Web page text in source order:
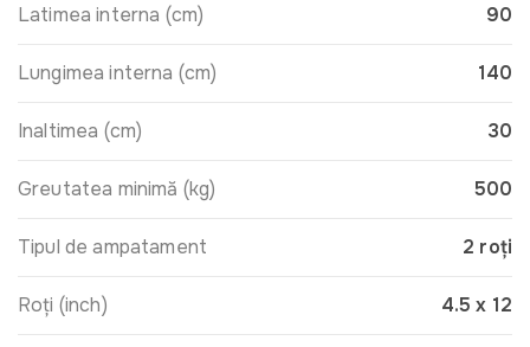
Latimea interna (cm) 90
Lungimea interna (cm) 140
Inaltimea (cm) 30
Greutatea minimă (kg) 500
Tipul de ampatament 2 roți
Roți (inch) 4.5 x 12